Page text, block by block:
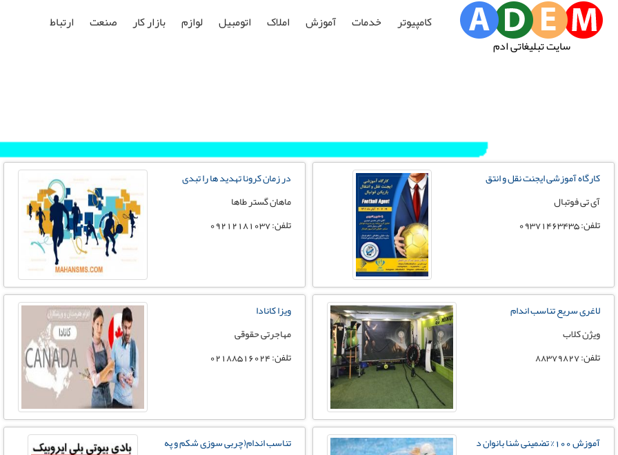
سایت تبلیغاتی ادم
کامپیوتر خدمات آموزش املاک اتومبیل لوازم بازار کار صنعت
ارتباط
کارگاه آموزشی ایجنت نقل و انتق
آی تی فوتبال
تلفن: 09371463435
در زمان کرونا تهدید ها را تبدی
ماهان گستر طاها
تلفن: 09212181037
لاغری سریع تناسب اندام
ویژن کلاب
تلفن: 88379827
ویزا کانادا
مهاجرتی حقوقی
تلفن: 02188516024
آموزش 100% تضمینی شنا بانوان د
تناسب اندام(چربی سوزی شکم و په